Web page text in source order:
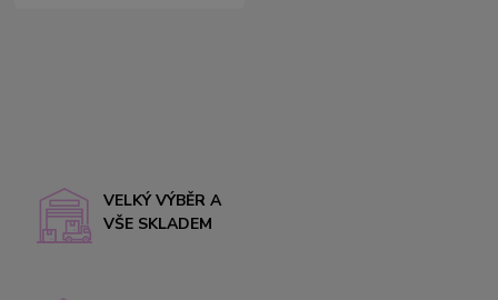
VELKÝ VÝBĚR A
VŠE SKLADEM